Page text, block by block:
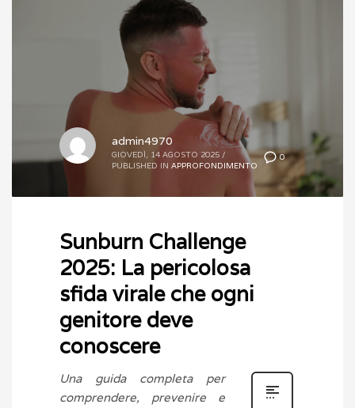
0
admin4970
GIOVEDÌ, 14 AGOSTO 2025 /
PUBLISHED IN APPROFONDIMENTO
Sunburn Challenge
2025: La pericolosa
sfida virale che ogni
genitore deve
conoscere
Una guida completa per
comprendere, prevenire e